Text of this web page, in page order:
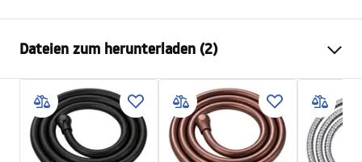
Garantie
24 monate
Material
Edelstahl, ABS
Gewicht
1kg
Identifikationscode des
Herstellers
JS-016BRG
Dateien zum herunterladen (2)
Sicherheitsinformationen
WARUNKI_BEZPIECZENSTWA_AKCESORIA_LAZIENKOWE.
pdf